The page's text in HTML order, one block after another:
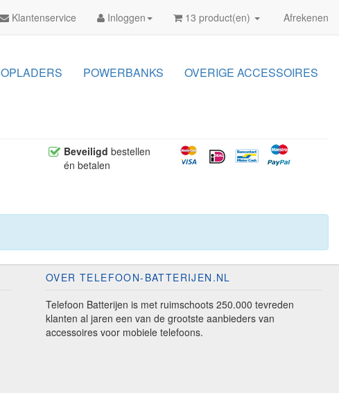
Klantenservice Inloggen 13 product(en) Afrekenen
OPLADERS POWERBANKS OVERIGE ACCESSOIRES
Beveiligd bestellen
én betalen
OVER TELEFOON-BATTERIJEN.NL
Telefoon Batterijen is met ruimschoots 250.000 tevreden
klanten al jaren een van de grootste aanbieders van
accessoires voor mobiele telefoons.